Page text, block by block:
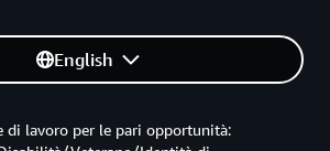
English
di lavoro per le pari opportunità: